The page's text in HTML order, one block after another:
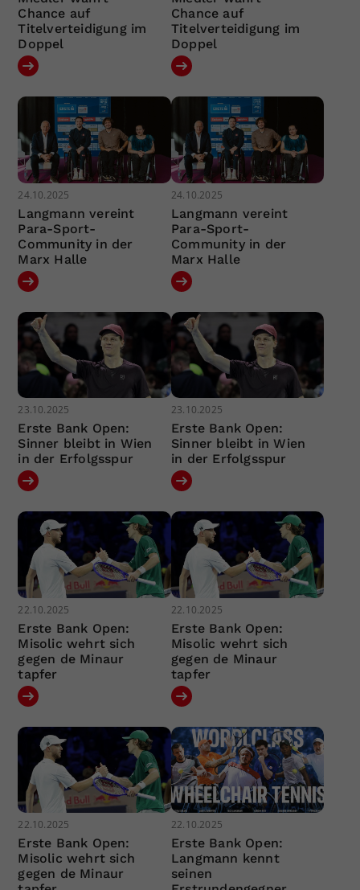
Chance auf
Titelverteidigung im
Doppel
Chance auf
Titelverteidigung im
Doppel
24.10.2025
Langmann vereint
Para-Sport-
Community in der
Marx Halle
24.10.2025
Langmann vereint
Para-Sport-
Community in der
Marx Halle
23.10.2025
Erste Bank Open:
Sinner bleibt in Wien
in der Erfolgsspur
23.10.2025
Erste Bank Open:
Sinner bleibt in Wien
in der Erfolgsspur
22.10.2025
Erste Bank Open:
Misolic wehrt sich
gegen de Minaur
tapfer
22.10.2025
Erste Bank Open:
Misolic wehrt sich
gegen de Minaur
tapfer
22.10.2025
Erste Bank Open:
Misolic wehrt sich
gegen de Minaur
22.10.2025
Erste Bank Open:
Langmann kennt
seinen